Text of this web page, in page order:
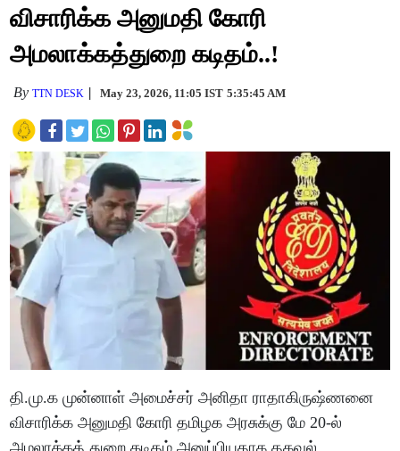
விசாரிக்க அனுமதி கோரி
அமலாக்கத்துறை கடிதம்..!
ByTTN DESK May 23, 2026, 11:05 IST 5:35:45 AM
தி.மு.க முன்னாள் அமைச்சர் அனிதா ராதாகிருஷ்ணனை
விசாரிக்க அனுமதி கோரி தமிழக அரசுக்கு மே 20-ல்
அமலாக்கத் துறை கடிதம் அனுப்பியதாக தகவல்